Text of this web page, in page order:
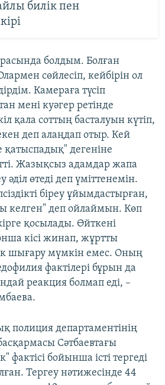
билік пен
болдым. Болған
сөйлесіп, кейбірін ол
Камераға түсіп
мені куәгер ретінде
қала соттың басталуын күтіп,
деп алаңдап отыр. Кей
қатыспадық" дегеніне
Жазықсыз адамдар жапа
әділ өтеді деп үміттенемін.
біреу ұйымдастырған,
келген" деп ойлаймын. Көп
қосылады. Өйткені
кісі жинап, жұртты
шығару мүмкін емес. Оның
фактілері бұрын да
реакция болмап еді, –
полиция департаментінің
Сәтбаевтағы
фактісі бойынша істі тергеді
Тергеу нәтижесінде 44